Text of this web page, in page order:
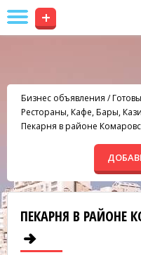
+
Бизнес объявления /
Рестораны, Кафе, Бары,
Пекарня в районе
ПЕКАРНЯ В РАЙОНЕ